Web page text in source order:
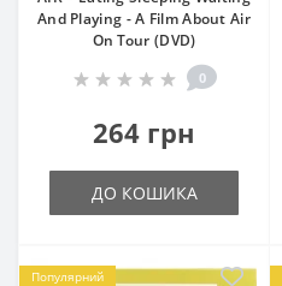
And Playing - A Film About Air
On Tour (DVD)
0
264 грн
ДО КОШИКА
Популярний